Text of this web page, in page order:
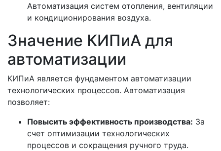
Автоматизация систем отопления, вентиляции
и кондиционирования воздуха.
Значение КИПиА для
автоматизации
КИПиА является фундаментом автоматизации
технологических процессов. Автоматизация
позволяет:
Повысить эффективность производства: За
счет оптимизации технологических
процессов и сокращения ручного труда.